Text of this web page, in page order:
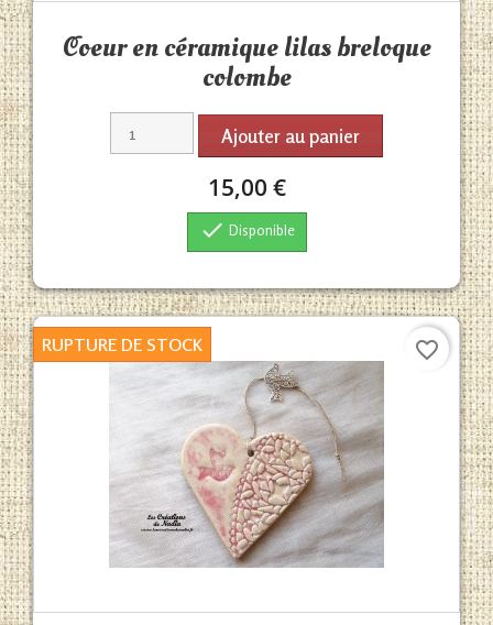
Coeur en céramique lilas breloque
colombe
Ajouter au panier
15,00 €
 Disponible
RUPTURE DE STOCK favorite_border